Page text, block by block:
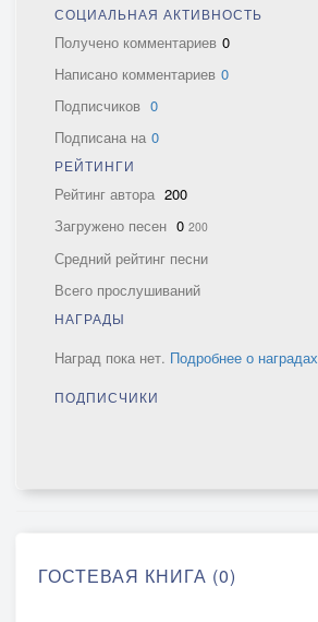
СОЦИАЛЬНАЯ АКТИВНОСТЬ
Получено комментариев 0
Написано комментариев 0
Подписчиков 0
Подписана на 0
РЕЙТИНГИ
Рейтинг автора 200
Загружено песен 0 200
Средний рейтинг песни
Всего прослушиваний
НАГРАДЫ
Наград пока нет. Подробнее о наградах
ПОДПИСЧИКИ
ГОСТЕВАЯ КНИГА (0)